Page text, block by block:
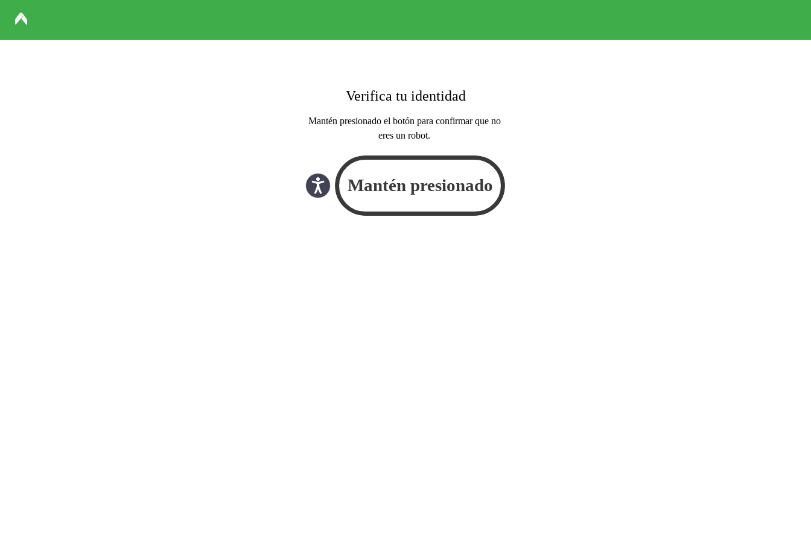
Verifica tu identidad
Mantén presionado el botón para confirmar que no
eres un robot.